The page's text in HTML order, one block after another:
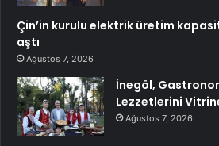
Çin’in kurulu elektrik üretim
aştı
Ağustos 7, 2026
İnegöl,
Lezzetlerini
Ağustos 7, 2026